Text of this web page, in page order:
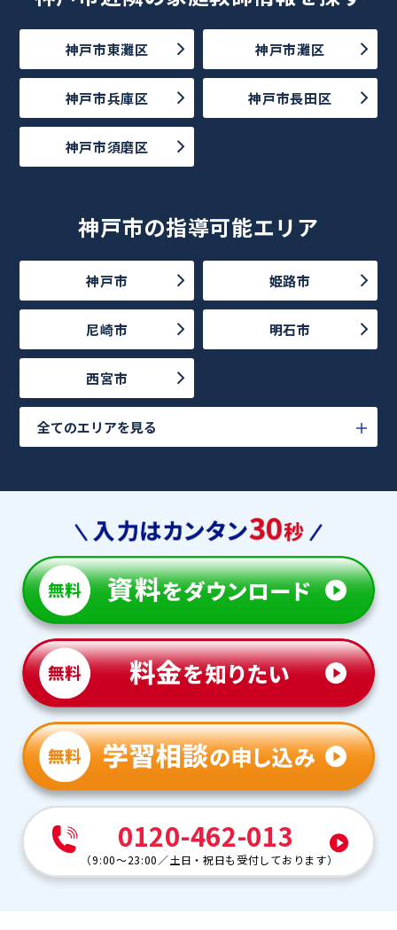
神戸市東灘区 神戸市灘区
神戸市兵庫区 神戸市長田区
神戸市須磨区
神戸市の指導可能エリア
神戸市 姫路市
尼崎市 明石市
西宮市
全てのエリアを見る
0120-462-013
（9:00～23:00 ／土日・祝日も受付しております）